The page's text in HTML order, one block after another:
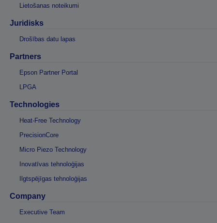
Lietošanas noteikumi
Juridisks
Drošības datu lapas
Partners
Epson Partner Portal
LPGA
Technologies
Heat-Free Technology
PrecisionCore
Micro Piezo Technology
Inovatīvas tehnoloģijas
Ilgtspējīgas tehnoloģijas
Company
Executive Team